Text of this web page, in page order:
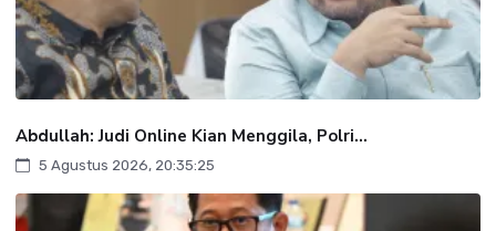
Abdullah: Judi Online Kian Menggila, Polri...
5 Agustus 2026, 20:35:25